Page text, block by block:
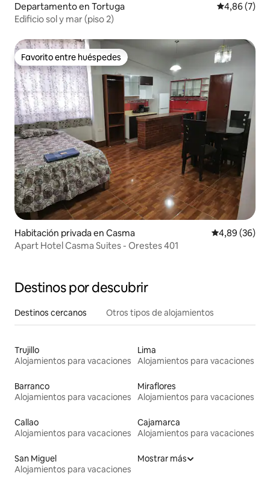
Departamento en Tortuga Calificación
4,86 (7)
Edificio sol y mar (piso 2)
Favorito entre huéspedes
Favorito entre huéspedes
Habitación privada en Casma Calificación
4,89 (36)
Apart Hotel Casma Suites - Orestes 401
Destinos por descubrir
Destinos cercanos Otros tipos de alojamientos
Trujillo
Alojamientos para vacaciones
Lima
Alojamientos para vacaciones
Barranco
Alojamientos para vacaciones
Miraflores
Alojamientos para vacaciones
Callao
Alojamientos para vacaciones
Cajamarca
Alojamientos para vacaciones
San Miguel
Alojamientos para vacaciones
Mostrar más